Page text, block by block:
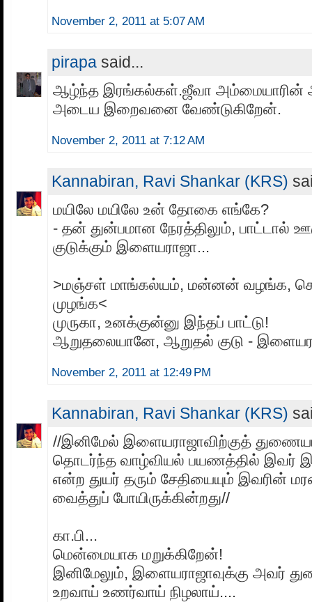
November 2, 2011 at 5:07 AM
pirapa said...
ஆழ்ந்த இரங்கல்கள்.ஜீவா அம்மையாரின்
அடைய இறைவனை வேண்டுகிறேன்.
November 2, 2011 at 7:12 AM
Kannabiran, Ravi Shankar (KRS)
மயிலே மயிலே உன் தோகை எங்கே?
- தன் துன்பமான நேரத்திலும், பாட்டால்
குடுக்கும் இளையராஜா...
>மஞ்சள் மாங்கல்யம், மன்னன் வழங்க,
முழங்க<
முருகா, உனக்குன்னு இந்தப் பாட்டு!
ஆறுதலையானே, ஆறுதல் குடு -
November 2, 2011 at 12:49 PM
Kannabiran, Ravi Shankar (KRS)
//இனிமேல் இளையராஜாவிற்குத்
தொடர்ந்த வாழ்வியல் பயணத்தில் இவர்
என்ற துயர் தரும் சேதியையும் இவரின்
வைத்துப் போயிருக்கின்றது//
கா.பி...
மென்மையாக மறுக்கிறேன்!
இனிமேலும், இளையராஜாவுக்கு அவர்
உறவாய் உணர்வாய் நிழலாய்....